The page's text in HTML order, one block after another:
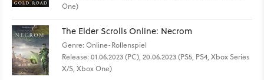
One)
The Elder Scrolls Online: Necrom
Genre: Online-Rollenspiel
Release: 01.06.2023 (PC), 20.06.2023 (PS5, PS4, Xbox Series
X/S, Xbox One)